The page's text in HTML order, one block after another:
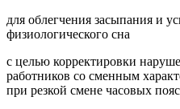
для облегчения засыпания и
физиологического сна
с целью корректировки
работников со сменным
при резкой смене часовых